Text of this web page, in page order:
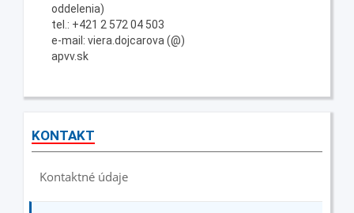
oddelenia)
tel.: +421 2 572 04 503
e-mail: viera.dojcarova (@)
apvv.sk
KONTAKT
Kontaktné údaje